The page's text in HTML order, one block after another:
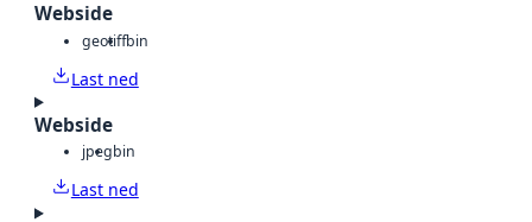
Webside
geotiffbin
Last ned
Webside
jpegbin
Last ned